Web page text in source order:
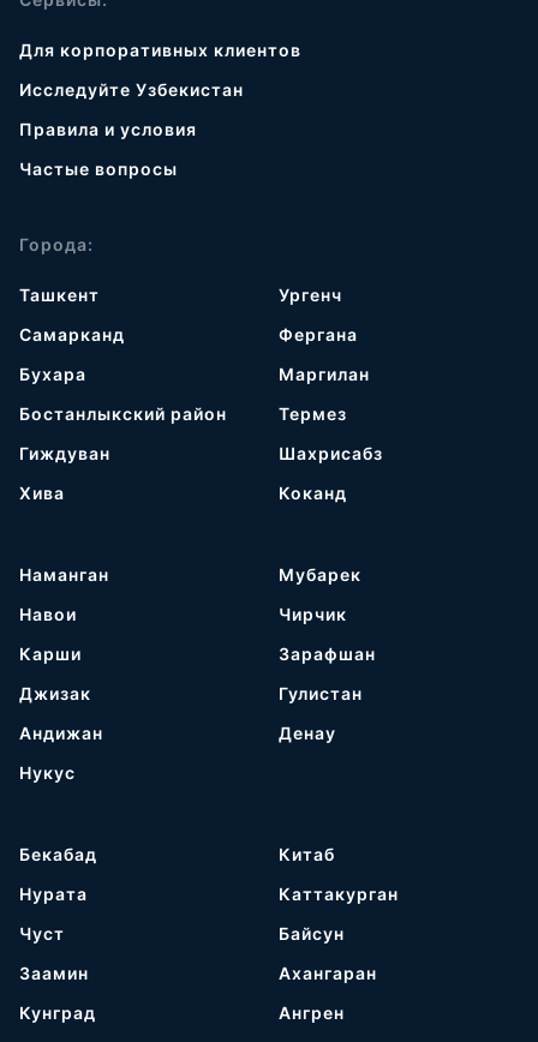
Для корпоративных клиентов
Исследуйте Узбекистан
Правила и условия
Частые вопросы
Города:
Ташкент
Самарканд
Бухара
Бостанлыкский район
Гиждуван
Хива
Ургенч
Фергана
Маргилан
Термез
Шахрисабз
Коканд
Наманган
Навои
Карши
Джизак
Андижан
Нукус
Мубарек
Чирчик
Зарафшан
Гулистан
Денау
Бекабад
Нурата
Чуст
Заамин
Кунград
Китаб
Каттакурган
Байсун
Ахангаран
Ангрен